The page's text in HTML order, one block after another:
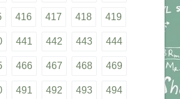
416 417 418 419
441 442 443 444
466 467 468 469
491 492 493 494